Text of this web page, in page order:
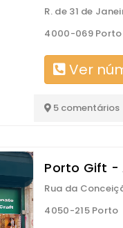
R. de 31 de
4000-069 Porto
Ver
5 comentários
Porto Gift -
Rua da
4050-215 Porto